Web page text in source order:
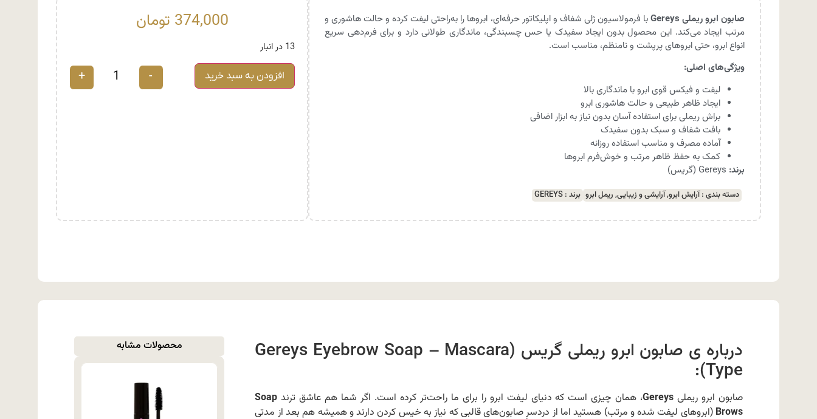
صابون ابرو ریملی Gereys
با فرمولاسیون ژلی شفاف و اپلیکاتور حرفه‌ای، ابروها را به‌راحتی لیفت کرده و حالت هاشوری و
مرتب ایجاد می‌کند. این محصول بدون ایجاد سفیدک یا حس چسبندگی، ماندگاری طولانی دارد و برای فرم‌دهی سریع
انواع ابرو، حتی ابروهای پرپشت و نامنظم، مناسب است.
ویژگی‌های اصلی:
لیفت و فیکس قوی ابرو با ماندگاری بالا
ایجاد ظاهر طبیعی و حالت هاشوری ابرو
براش ریملی برای استفاده آسان بدون نیاز به ابزار اضافی
بافت شفاف و سبک بدون سفیدک
آماده مصرف و مناسب استفاده روزانه
کمک به حفظ ظاهر مرتب و خوش‌فرم ابروها
برند:
دسته بندی :آرایش ابرو,آرایشی و زیبایی, ریمل ابرو برند : GEREYS
374,000 تومان
13 در انبار
-
+ افزودن به سبد خرید
درباره ی صابون ابرو ریملی گریس (Gereys Eyebrow Soap – Mascara
Type):
صابون ابرو ریملی Gereys، همان چیزی است که دنیای لیفت ابرو را برای ما راحت‌تر کرده است. اگر شما هم عاشق ترند Soap
Brows (ابروهای لیفت شده و مرتب) هستید اما از دردسرِ صابون‌های قالبی که نیاز به خیس کردن دارند و همیشه هم بعد از مدتی
محصولات مشابه